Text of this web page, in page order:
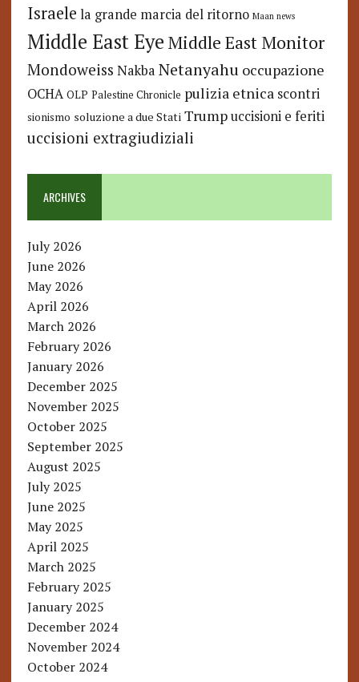
Israele la grande marcia del ritorno Maan news
Middle East Eye Middle East Monitor
Mondoweiss Nakba Netanyahu occupazione
OCHA OLP Palestine Chronicle pulizia etnica scontri
sionismo soluzione a due Stati Trump uccisioni e feriti
uccisioni extragiudiziali
ARCHIVES
July 2026
June 2026
May 2026
April 2026
March 2026
February 2026
January 2026
December 2025
November 2025
October 2025
September 2025
August 2025
July 2025
June 2025
May 2025
April 2025
March 2025
February 2025
January 2025
December 2024
November 2024
October 2024